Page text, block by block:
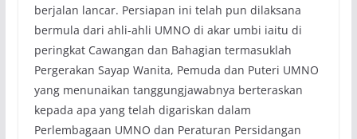
berjalan lancar. Persiapan ini telah pun dilaksana
bermula dari ahli-ahli UMNO di akar umbi iaitu di
peringkat Cawangan dan Bahagian termasuklah
Pergerakan Sayap Wanita, Pemuda dan Puteri UMNO
yang menunaikan tanggungjawabnya berteraskan
kepada apa yang telah digariskan dalam
Perlembagaan UMNO dan Peraturan Persidangan